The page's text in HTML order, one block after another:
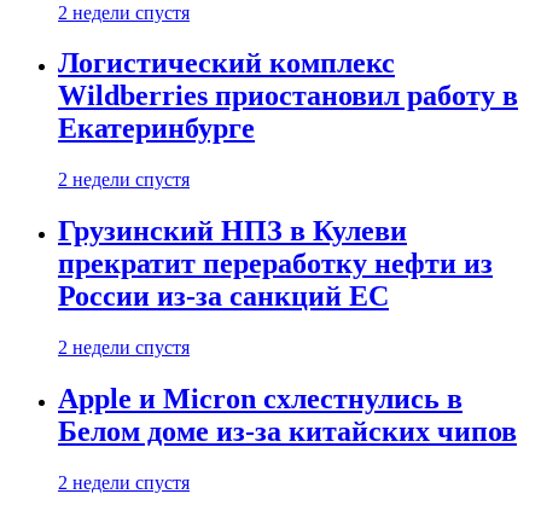
2 недели спустя
Логистический комплекс
Wildberries приостановил работу в
Екатеринбурге
2 недели спустя
Грузинский НПЗ в Кулеви
прекратит переработку нефти из
России из-за санкций ЕС
2 недели спустя
Apple и Micron схлестнулись в
Белом доме из-за китайских чипов
2 недели спустя